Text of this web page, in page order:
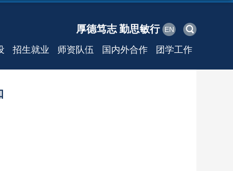
厚德笃志 勤思敏行 EN
招生就业 师资队伍 国内外合作 团学工作